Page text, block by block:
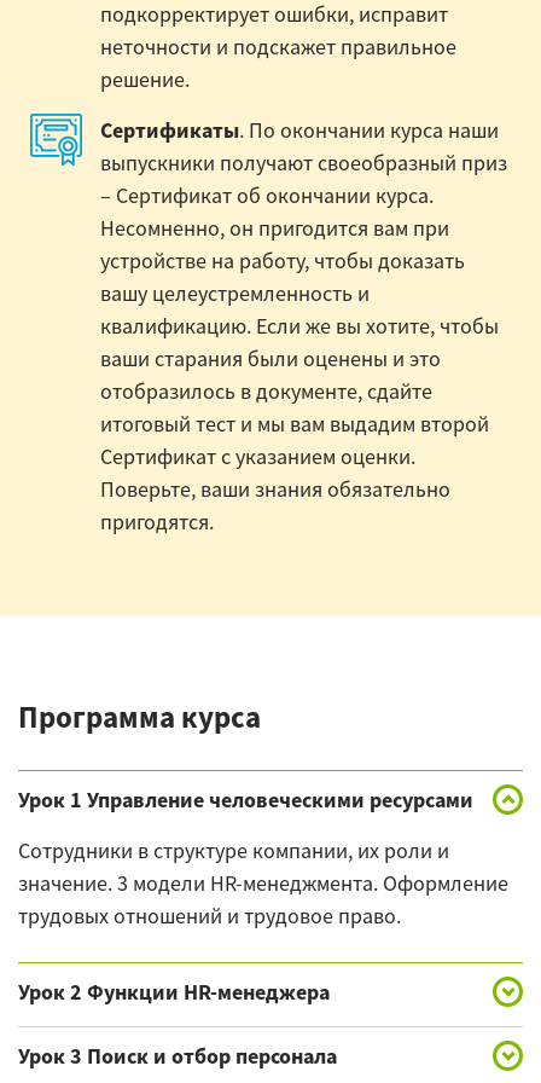
подкорректирует ошибки, исправит
неточности и подскажет правильное
решение.
Сертификаты. По окончании курса наши
выпускники получают своеобразный приз
– Сертификат об окончании курса.
Несомненно, он пригодится вам при
устройстве на работу, чтобы доказать
вашу целеустремленность и
квалификацию. Если же вы хотите, чтобы
ваши старания были оценены и это
отобразилось в документе, сдайте
итоговый тест и мы вам выдадим второй
Сертификат с указанием оценки.
Поверьте, ваши знания обязательно
пригодятся.
Программа курса
Урок 1 Управление человеческими ресурсами
Сотрудники в структуре компании, их роли и
значение. 3 модели HR-менеджмента. Оформление
трудовых отношений и трудовое право.
Урок 2 Функции HR-менеджера
Место HR-менеджера в организационной структуре
компании.Изучение рынка рабочей силы и
Урок 3 Поиск и отбор персонала